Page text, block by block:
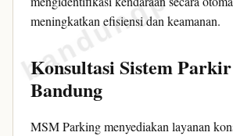
meningkatkan efisiensi dan keamanan.
Konsultasi Sistem
Bandung
MSM Parking menyediakan layanan